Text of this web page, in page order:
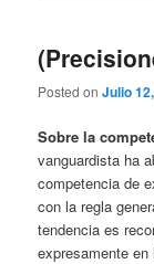
Posted onJulio
Sobre la
vanguardista ha
competencia de
con la regla
tendencia es
expresamente en